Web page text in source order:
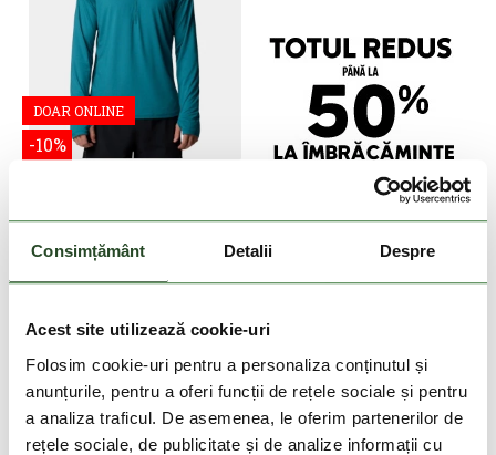
Consimțământ Detalii Despre
Acest site utilizează cookie-uri
Folosim cookie-uri pentru a personaliza conținutul și
anunțurile, pentru a oferi funcții de rețele sociale și pentru
a analiza traficul. De asemenea, le oferim partenerilor de
rețele sociale, de publicitate și de analize informații cu
DOAR ONLINE
-10%
359 Lei 323 Lei
S M L